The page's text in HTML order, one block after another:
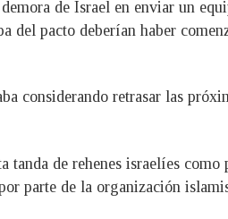
de Israel en enviar un
del pacto deberían haber
considerando retrasar las
tanda de rehenes israelíes
parte de la organización